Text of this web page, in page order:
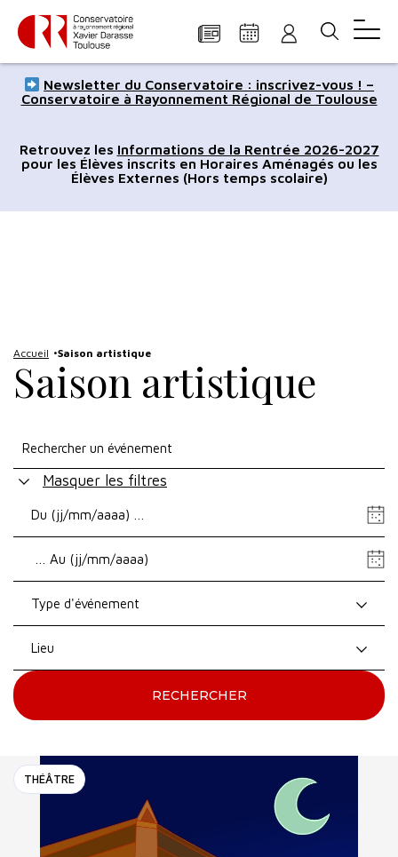
Panneau de gestion des cookies
Aller
au
principal
à
navigation
à
recherche
au
de
page
au
du
site
Newsletter du Conservatoire : inscrivez-vous ! –
Conservatoire à Rayonnement Régional de Toulouse
Retrouvez les Informations de la Rentrée 2026-2027
pour les Élèves inscrits en Horaires Aménagés ou les
Élèves Externes (Hors temps scolaire)
Accueil Saison artistique
Saison artistique
Masquer les filtres
Type d'événement
Lieu
RECHERCHER
THÉÂTRE